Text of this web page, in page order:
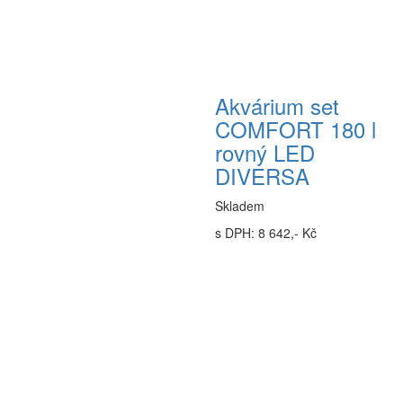
Akvárium set
COMFORT 180 l
rovný LED
DIVERSA
Skladem
s DPH: 8 642,- Kč